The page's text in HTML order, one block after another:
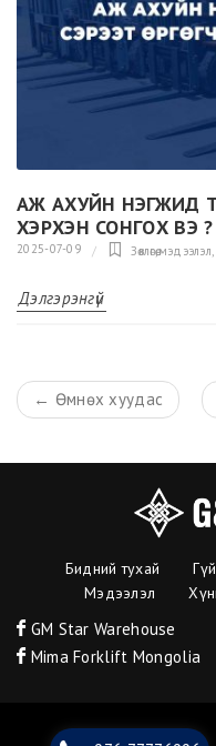
АЖ АХУЙН НЭГЖИД
ХЭРХЭН СОНГОХ ВЭ ?
2025-07-09 Зөвлөгөө,мэдээлэл,
Дэлгэрэнгүй
← Өмнөх хуудас
Бидний тухай
Мэдээлэл
GM Star Warehouse
Mima Forklift Mongolia